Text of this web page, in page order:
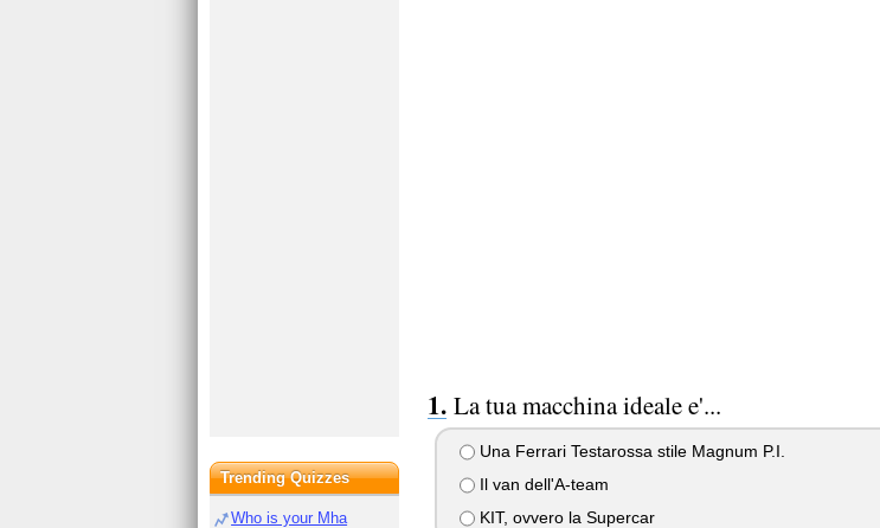
La tua macchina ideale e'...
Una Ferrari Testarossa stile Magnum P.I.
Il van dell'A-team
KIT, ovvero la Supercar
Trending Quizzes
Who is your Mha